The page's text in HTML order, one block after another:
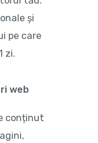
și
pe care
zi.
web
conținut